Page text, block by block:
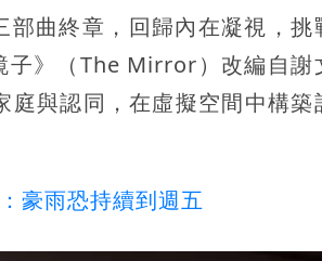
曲終章，回歸內在凝視，挑
子》（The Mirror）改編自謝
庭與認同，在虛擬空間中構築
豪雨恐持續到週五